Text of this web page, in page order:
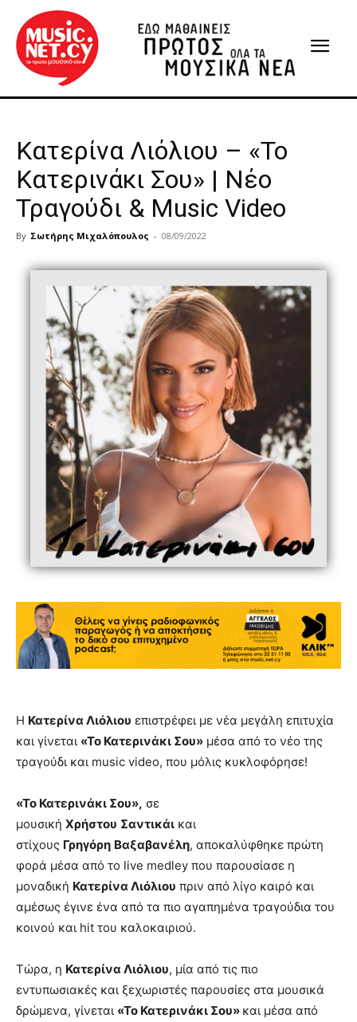
Κατερίνα Λιόλιου – «Το
Κατερινάκι Σου» | Νέο
Τραγούδι & Music Video
By Σωτήρης Μιχαλόπουλος - 08/09/2022
Η Κατερίνα Λιόλιου επιστρέφει με νέα μεγάλη επιτυχία
και γίνεται «Το Κατερινάκι Σου» μέσα από το νέο της
τραγούδι και music video, που μόλις κυκλοφόρησε!
«Το Κατερινάκι Σου», σε
μουσική Χρήστου Σαντικάι και
στίχους Γρηγόρη Βαξαβανέλη, αποκαλύφθηκε πρώτη
φορά μέσα από το live medley που παρουσίασε η
μοναδική Κατερίνα Λιόλιου πριν από λίγο καιρό και
αμέσως έγινε ένα από τα πιο αγαπημένα τραγούδια του
κοινού και hit του καλοκαιριού.
Τώρα, η Κατερίνα Λιόλιου, μία από τις πιο
εντυπωσιακές και ξεχωριστές παρουσίες στα μουσικά
δρώμενα, γίνεται «Το Κατερινάκι Σου» και μέσα από